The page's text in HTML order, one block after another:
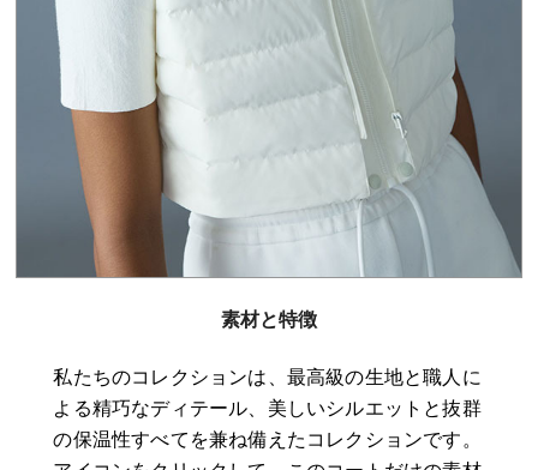
素材と特徴
私たちのコレクションは、最高級の生地と職人に
よる精巧なディテール、美しいシルエットと抜群
の保温性すべてを兼ね備えたコレクションです。